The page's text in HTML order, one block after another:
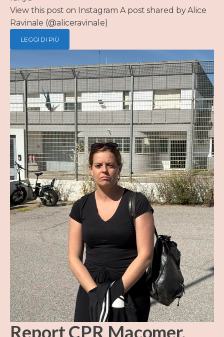
View this post on Instagram A post shared by Alice
Ravinale (@aliceravinale)
LEGGI DI PIÙ
Report CPR Macomer,